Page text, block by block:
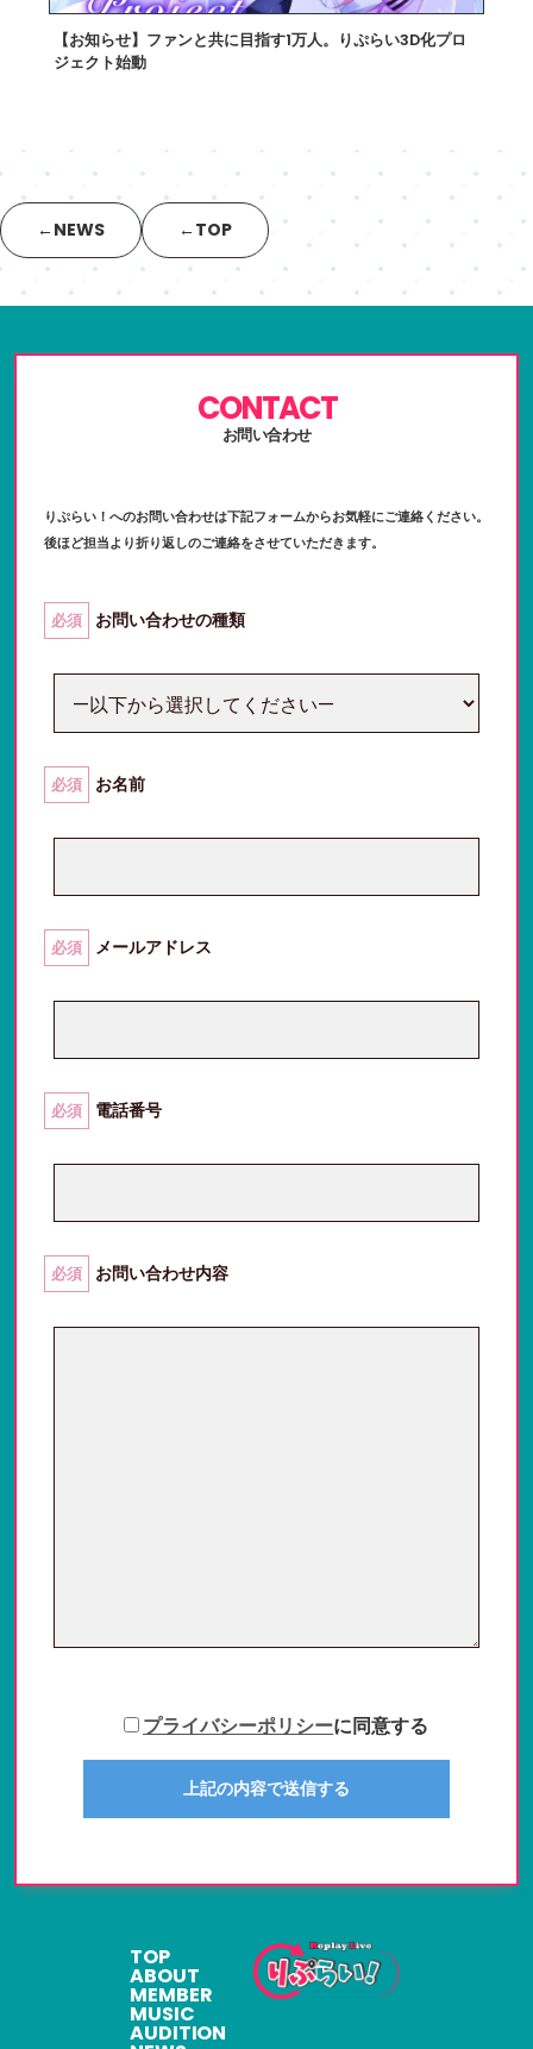
【お知らせ】ファンと共に目指す1万人。りぷらい3D化プロ
ジェクト始動
←NEWS ←TOP
CONTACT
お問い合わせ
りぷらい！へのお問い合わせは下記フォームからお気軽にご連絡ください。
後ほど担当より折り返しのご連絡をさせていただきます。
必須 お問い合わせの種類
必須 お名前
必須 メールアドレス
必須 電話番号
必須 お問い合わせ内容
プライバシーポリシーに同意する
TOP
ABOUT
MEMBER
MUSIC
AUDITION